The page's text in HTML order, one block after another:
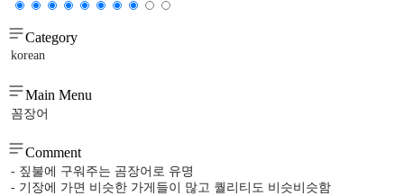
Category
korean
Main Menu
꼼장어
Comment
- 짚불에 구워주는 곰장어로 유명
- 기장에 가면 비슷한 가게들이 많고 퀄리티도 비슷비슷함